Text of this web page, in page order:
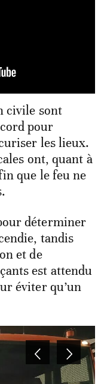
civile sont
pour
les lieux.
ont, quant à
que le feu ne
déterminer
tandis
et de
est attendu
éviter qu’un